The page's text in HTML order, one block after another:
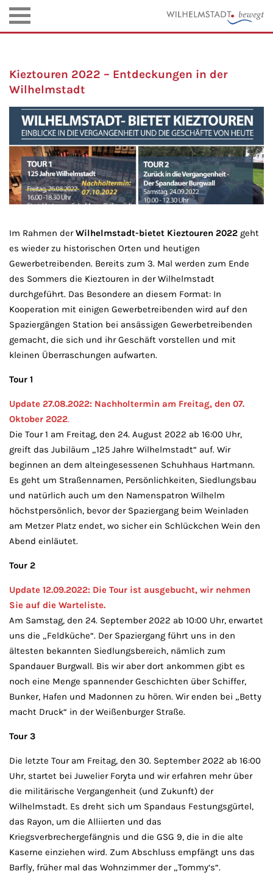
Kieztouren 2022 – Entdeckungen in der
Wilhelmstadt
Im Rahmen derWilhelmstadt-bietet Kieztouren 2022 geht
es wieder zu historischen Orten und heutigen
Gewerbetreibenden. Bereits zum 3. Mal werden zum Ende
des Sommers die Kieztouren in der Wilhelmstadt
durchgeführt. Das Besondere an diesem Format: In
Kooperation mit einigen Gewerbetreibenden wird auf den
Spaziergängen Station bei ansässigen Gewerbetreibenden
gemacht, die sich und ihr Geschäft vorstellen und mit
kleinen Überraschungen aufwarten.
Tour 1
Update 27.08.2022: Nachholtermin am Freitag, den 07.
Oktober 2022.
Die Tour 1 am Freitag, den 24. August 2022 ab 16:00 Uhr,
greift das Jubiläum „125 Jahre Wilhelmstadt“ auf. Wir
beginnen an dem alteingesessenen Schuhhaus Hartmann.
Es geht um Straßennamen, Persönlichkeiten, Siedlungsbau
und natürlich auch um den Namenspatron Wilhelm
höchstpersönlich, bevor der Spaziergang beim Weinladen
am Metzer Platz endet, wo sicher ein Schlückchen Wein den
Abend einläutet.
Tour 2
Update 12.09.2022: Die Tour ist ausgebucht, wir nehmen
Sie auf die Warteliste.
Am Samstag, den 24. September 2022 ab 10:00 Uhr, erwartet
uns die „Feldküche“. Der Spaziergang führt uns in den
ältesten bekannten Siedlungsbereich, nämlich zum
Spandauer Burgwall. Bis wir aber dort ankommen gibt es
noch eine Menge spannender Geschichten über Schiffer,
Bunker, Hafen und Madonnen zu hören. Wir enden bei „Betty
macht Druck“ in der Weißenburger Straße.
Tour 3
Die letzte Tour am Freitag, den 30. September 2022 ab 16:00
Uhr, startet bei Juwelier Foryta und wir erfahren mehr über
die militärische Vergangenheit (und Zukunft) der
Wilhelmstadt. Es dreht sich um Spandaus Festungsgürtel,
das Rayon, um die Alliierten und das
Kriegsverbrechergefängnis und die GSG 9, die in die alte
Kaserne einziehen wird. Zum Abschluss empfängt uns das
Barfly, früher mal das Wohnzimmer der „Tommy‘s“.